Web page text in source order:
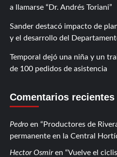
a llamarse “Dr. Andrés Toriani”
Sander destacó impacto de
y el desarrollo del
Temporal dejó una niña y un
de 100 pedidos de asistencia
Comentarios recientes
Pedro en
Productores de
permanente en la Central
Hector Osmiren
Vuelve el